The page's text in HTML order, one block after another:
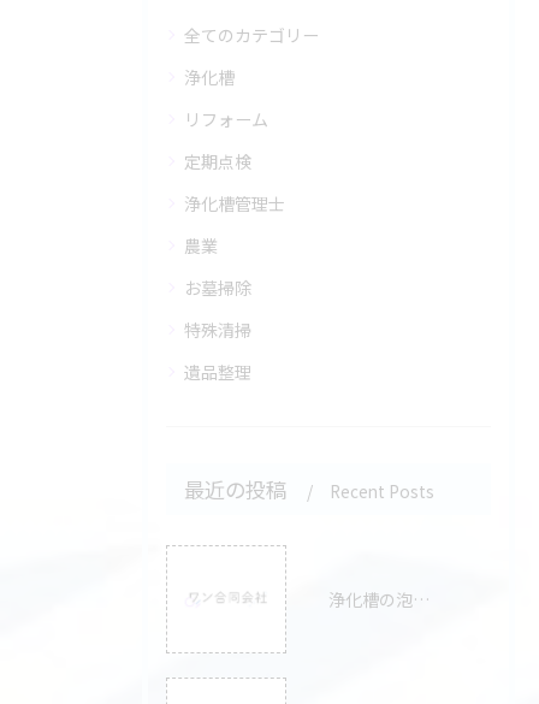
全てのカテゴリー
浄化槽
リフォーム
定期点検
浄化槽管理士
農業
お墓掃除
特殊清掃
遺品整理
最近の投稿 Recent Posts
浄化槽の泡は異常？原因と「心配なケース」の見分け方をプロが徹底解説！